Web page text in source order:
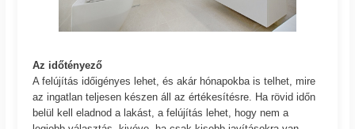
Az időtényező
A felújítás időigényes lehet, és akár hónapokba is telhet, mire
az ingatlan teljesen készen áll az értékesítésre. Ha rövid időn
belül kell eladnod a lakást, a felújítás lehet, hogy nem a